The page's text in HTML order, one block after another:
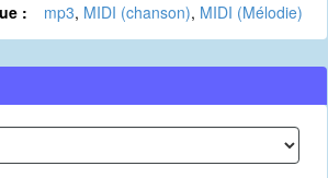
:
mp3, MIDI (chanson), MIDI (Mélodie)